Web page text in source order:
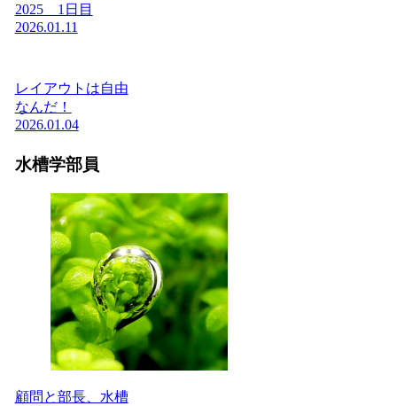
2025 1日目
2026.01.11
レイアウトは自由
なんだ！
2026.01.04
水槽学部員
顧問と部長、水槽